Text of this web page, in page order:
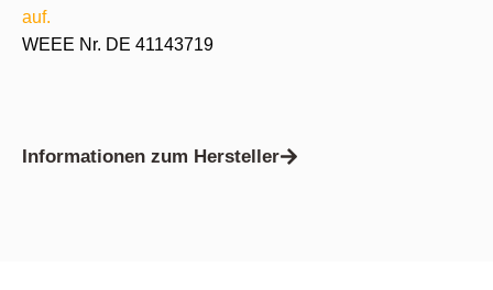
auf.
WEEE Nr. DE 41143719
Informationen zum Hersteller